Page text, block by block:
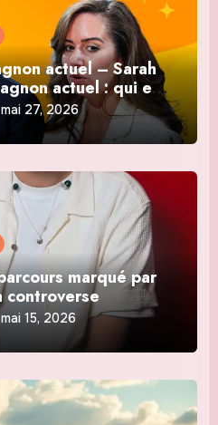
actuel – Sarah
actuel : qui est-
mai 27, 2026
marqué par
controverse
mai 15, 2026